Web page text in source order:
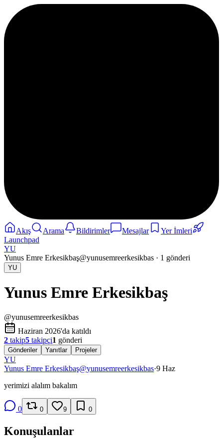
Akış Arama Bildirimler Mesajlar
Yer İmleri
Launchpad
YU
Yunus Emre Erkesikbaş@yunusemreerkesikbas · 1 gönderi
YU
Yunus Emre Erkesikbaş
@yunusemreerkesikbas
Haziran 2026'da katıldı
2 takip5 takipçi1 gönderi
Gönderiler Yanıtlar Projeler
YU
Yunus Emre Erkesikbaş@yunusemreerkesikbas·9 Haz
yerimizi alalım bakalım
0 0 9 0
Konuşulanlar